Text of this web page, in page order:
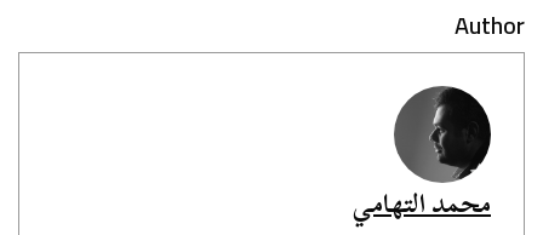
Author
محمد التهامي